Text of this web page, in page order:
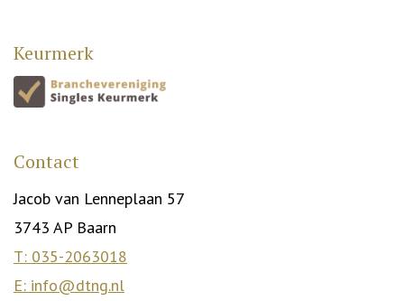
Keurmerk
Contact
Jacob van Lenneplaan 57
3743 AP Baarn
T: 035-2063018
E: info@dtng.nl